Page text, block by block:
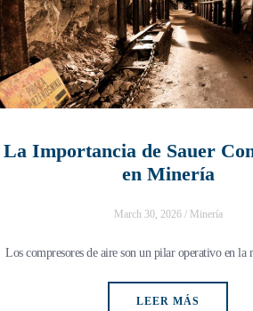
La Importancia de Sauer
en Minería
March 30, 2026 / Minería
Los compresores de aire son un pilar operativo en la
LEER MÁS